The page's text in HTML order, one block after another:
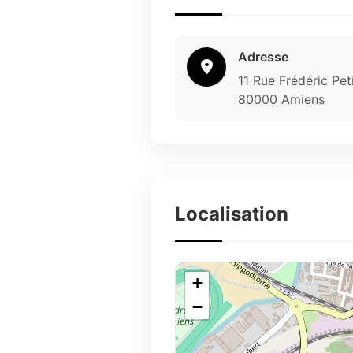
Adresse
11 Rue Frédéric
80000 Amiens
Localisation
+
−